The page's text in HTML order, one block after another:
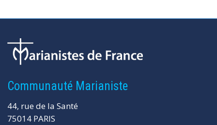
Communauté Marianiste
44, rue de la Santé
75014 PARIS